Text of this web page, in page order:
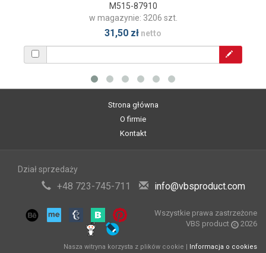
M515-87910
w magazynie: 3206 szt.
31,50 zł netto
Strona główna
O firmie
Kontakt
Dział sprzedaży
+48 723-745-711 info@vbsproduct.com
Wszystkie prawa zastrzeżone
VBS product
2026
Nasza witryna korzysta z plików cookie | Informacja o cookies